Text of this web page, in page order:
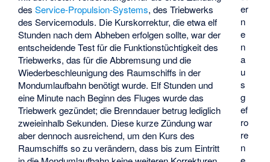
er
n
e
n
a
u
s
g
ef
ro
re
n
desService-Propulsion-Systems, des Triebwerks
des Servicemoduls. Die Kurskorrektur, die etwa elf
Stunden nach dem Abheben erfolgen sollte, war der
entscheidende Test für die Funktionstüchtigkeit des
Triebwerks, das für die Abbremsung und die
Wiederbeschleunigung des Raumschiffs in der
Mondumlaufbahn benötigt wurde. Elf Stunden und
eine Minute nach Beginn des Fluges wurde das
Triebwerk gezündet; die Brenndauer betrug lediglich
zweieinhalb Sekunden. Diese kurze Zündung war
aber dennoch ausreichend, um den Kurs des
Raumschiffs so zu verändern, dass bis zum Eintritt